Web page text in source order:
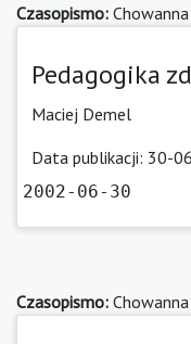
Czasopismo: Chowanna
Pedagogika
Maciej Demel
Data publikacji: 30-
2002-06-30
Czasopismo: Chowanna